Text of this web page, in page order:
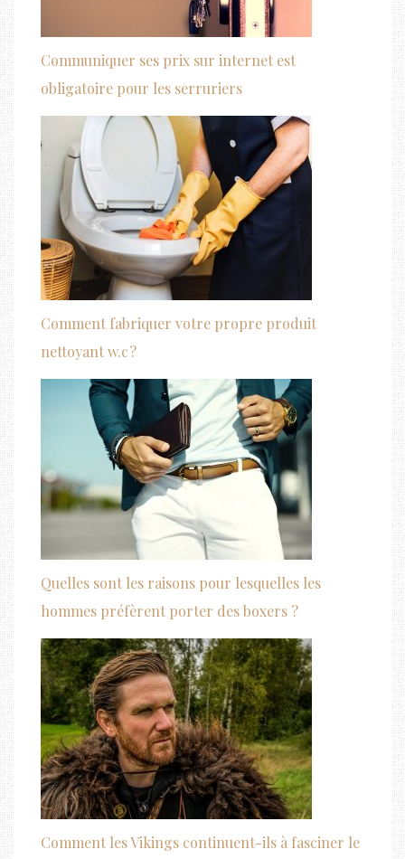
Communiquer ses prix sur internet est
obligatoire pour les serruriers
Comment fabriquer votre propre produit
nettoyant w.c ?
Quelles sont les raisons pour lesquelles les
hommes préfèrent porter des boxers ?
Comment les Vikings continuent-ils à fasciner le